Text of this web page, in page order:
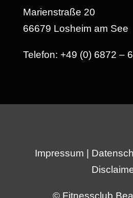
Marienstraße 20
66679 Losheim am See
Telefon: +49 (0) 6872 –
Impressum
© Fitnessclub